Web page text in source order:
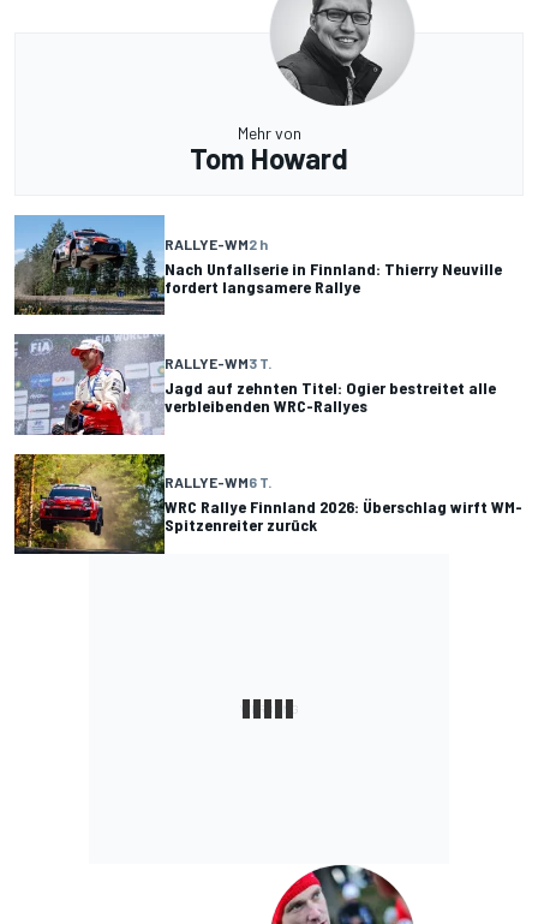
Mehr von
Tom Howard
RALLYE-WM2 h
Nach Unfallserie in Finnland: Thierry Neuville
fordert langsamere Rallye
RALLYE-WM3 T.
Jagd auf zehnten Titel: Ogier bestreitet alle
verbleibenden WRC-Rallyes
RALLYE-WM6 T.
WRC Rallye Finnland 2026: Überschlag wirft WM-
Spitzenreiter zurück